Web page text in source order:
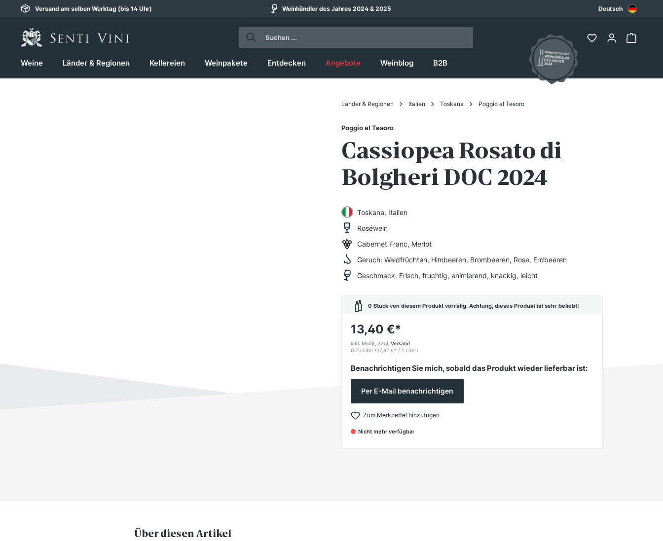
Zur Hauptnavigation springen
Versand am selben Werktag (bis 14 Uhr) Weinhändler des Jahres 2024 & 2025 Deutsch
Weine Länder & Regionen Kellereien Weinpakete Entdecken Angebote Weinblog B2B
Länder & Regionen Italien Toskana Poggio al Tesoro
Poggio al Tesoro
Cassiopea Rosato di
Bolgheri DOC 2024
Toskana, Italien
Roséwein
Cabernet Franc, Merlot
Geruch: Waldfrüchten, Himbeeren, Brombeeren, Rose, Erdbeeren
Geschmack: Frisch, fruchtig, animierend, knackig, leicht
0 Stück von diesem Produkt vorrätig. Achtung, dieses Produkt ist sehr beliebt!
13,40 €*
inkl. MwSt, zzgl. Versand
0.75 Liter (17,87 €* / 1 Liter)
Benachrichtigen Sie mich, sobald das Produkt wieder lieferbar ist:
Per E-Mail benachrichtigen
Zum Merkzettel hinzufügen
Nicht mehr verfügbar
Über diesen Artikel